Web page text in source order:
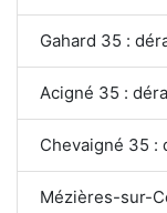
Gahard 35 :
Acigné 35 :
Chevaigné 35 :
Mézières-sur-